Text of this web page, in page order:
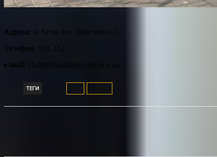
Адреса: м. Буча, вул. Нове шосе, 3
Телефон: 102, 112
e-mail: chchbuchapd@kv.npu.gov.ua
ТЕГИ